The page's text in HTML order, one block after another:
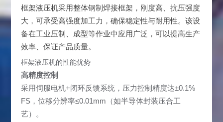
框架液压机采用整体钢制焊接框架，刚度高、抗压强度
大，可承受高强度加工力，确保稳定性与耐用性。该设
备在工业压制、成型等作业中应用广泛，可以提高生产
效率、保证产品质量。​
框架液压机的性能优势
高精度控制
采用伺服电机+闭环反馈系统，压力控制精度达±0.1%
FS，位移分辨率≤0.01mm（如半导体封装压合工
艺）。